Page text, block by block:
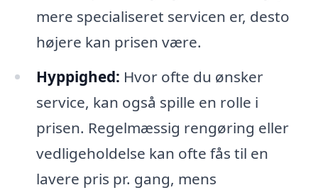
mere specialiseret servicen er, desto
højere kan prisen være.
Hyppighed: Hvor ofte du ønsker
service, kan også spille en rolle i
prisen. Regelmæssig rengøring eller
vedligeholdelse kan ofte fås til en
lavere pris pr. gang, mens